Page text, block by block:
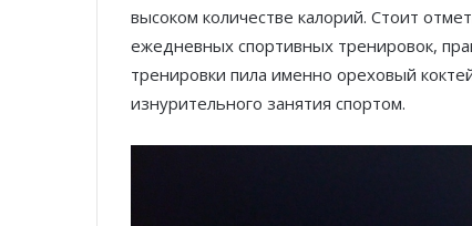
высоком количестве калорий. Стоит
ежедневных спортивных тренировок,
тренировки пила именно ореховый
изнурительного занятия спортом.